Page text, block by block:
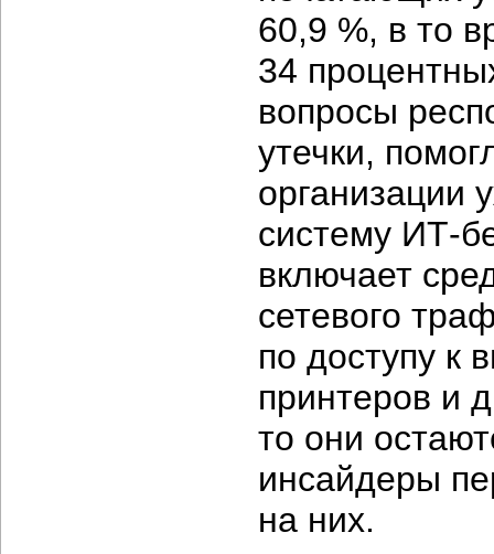
60,9 %, в то
34
вопросы
утечки,
организации
систему ИТ-
включает
сетевого
по доступу к
принтеров и
то они
инсайдеры
на них.